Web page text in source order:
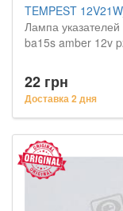
TEMPEST
Лампа
ba15s amber 12v
22 грн
Доставка 2 дня